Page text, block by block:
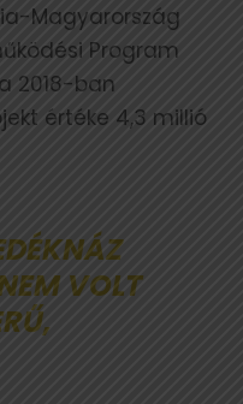
Magyarország
Program
2018-ban
értéke 4,3 millió
VOLT